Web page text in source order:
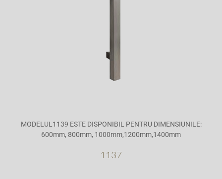
MODELUL1139 ESTE DISPONIBIL PENTRU DIMENSIUNILE:
600mm, 800mm, 1000mm,1200mm,1400mm
1137